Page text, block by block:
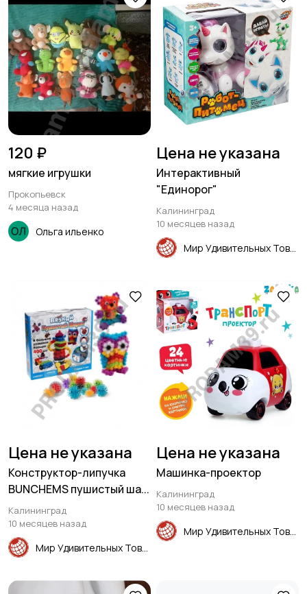
120 ₽
мягкие игрушки
Прокопьевск
4 месяца назад
Ольга ильенко
Цена не указана
Интерактивный
"Единорог"
Калининград
10 месяцев назад
Цена не указана
Конструктор-липучка
BUNCHEMS пушистый ша...
Калининград
10 месяцев назад
Цена не указана
Машинка-проектор
Калининград
10 месяцев назад